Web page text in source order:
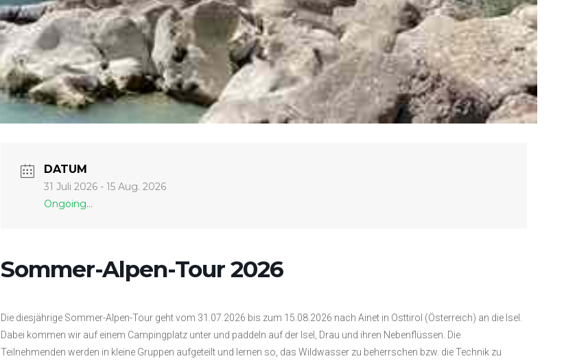
DATUM
31 Juli 2026- 15 Aug. 2026
Ongoing...
Sommer-Alpen-Tour 2026
Die diesjährige Sommer-Alpen-Tour geht vom 31.07.2026 bis zum 15.08.2026 nach Ainet in Osttirol (Österreich) an die Isel.
Dabei kommen wir auf einem Campingplatz unter und paddeln auf der Isel, Drau und ihren Nebenflüssen. Die
Teilnehmenden werden in kleine Gruppen aufgeteilt und lernen so, das Wildwasser zu beherrschen bzw. die Technik zu